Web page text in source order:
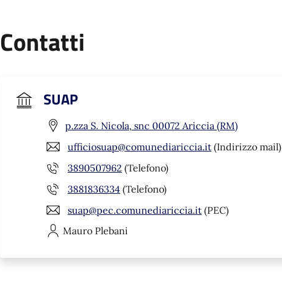
Contatti
SUAP
p.zza S. Nicola, snc 00072 Ariccia (RM)
ufficiosuap@comunediariccia.it (Indirizzo mail)
3890507962 (Telefono)
3881836334 (Telefono)
suap@pec.comunediariccia.it (PEC)
Mauro Plebani